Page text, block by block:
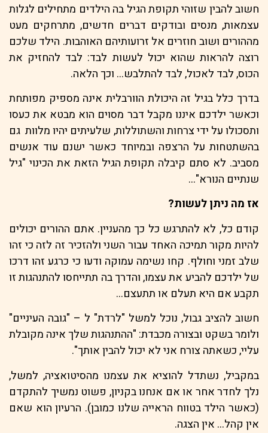
חשוב להבין שזוהי תקופת הגיל בה הילדים מתחילים לגלות
עצמאות, מנסים ובודקים דברים חדשים, מתרחקים מעט
מההורים ושוב חוזרים אל זרועותיהם האוהבות. הילד שלכם
רוצה להראות שהוא יכול לעשות לבד: לבד להחזיק את
הכוס, לבד לאכול, לבד להתלבש… וכך הלאה.
בדרך כלל בגיל זה היכולת הוורבלית אינה מספיק מפותחת
וכאשר ילדכם איננו מקבל דבר מסוים הוא מבטא את כעסו
ותסכולו על ידי צרחות והשתוללות, שלעיתים יהיו מלוות גם
בהשתטחות על הרצפה ובמיוחד כאשר ישנם עוד אנשים
מסביב. לא סתם קיבלה תקופת הגיל הזאת את הכינוי "גיל
שנתיים הנורא"…
אז מה ניתן לעשות?
קודם כל, לא להתרגש כל כך מהעניין. אתם ההורים יכולים
להיות מקור תמיכה האחד עבור השני ולהזכיר זה לזה כי זהו
שלב זמני וחולף. קחו נשימה עמוקה ודעו כי כרגע זהו דרכו
של ילדכם להביע את עצמו, והדרך בה תתייחסו להתנהגות זו
תקבע אם היא תעלם או תתעצם…
חשוב להציב גבול, נוכל למשל "לרדת" ל – "גובה העיניים"
ולומר בשקט ובצורה מכבדת: "ההתנהגות שלך אינה מקובלת
עליי, כשאתה צורח אני לא יכול להבין אותך".
במקביל, נשתדל להוציא את עצמנו מהסיטואציה, למשל,
נלך לחדר אחר או אם אנחנו בקניון, פשוט נמשיך להתקדם
(כאשר הילד בטווח הראייה שלנו כמובן). הרעיון הוא שאם
אין קהל… אין הצגה.